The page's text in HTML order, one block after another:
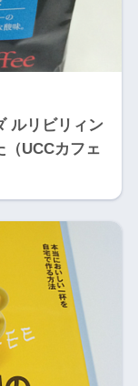
ルリビリィン
（UCCカフェ